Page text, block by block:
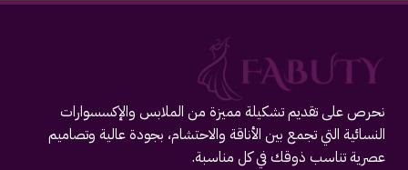
نحرص على تقديم تشكيلة مميزة من الملابس والإكسسوارات
النسائية التي تجمع بين الأناقة والاحتشام، بجودة عالية وتصاميم
عصرية تناسب ذوقك في كل مناسبة.